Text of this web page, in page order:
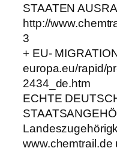
STAATEN
http://
3
+ EU-
europa.eu/rapid/
2434_de.htm
ECHTE
www.chemtrail.de